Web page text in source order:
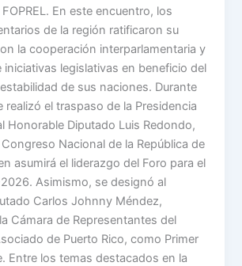
En este encuentro, los
de la región ratificaron su
la cooperación interparlamentaria y
iniciativas legislativas en beneficio del
de sus naciones. Durante
realizó el traspaso de la Presidencia
Honorable Diputado Luis Redondo,
Nacional de la República de
asumirá el liderazgo del Foro para el
Asimismo, se designó al
Carlos Johnny Méndez,
Cámara de Representantes del
de Puerto Rico, como Primer
Entre los temas destacados en la